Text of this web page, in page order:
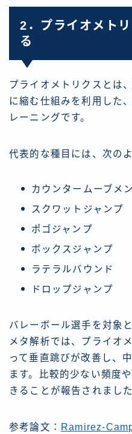
2．プライオメト
る
プライオメトリクスとは
に縮む仕組みを利用した
レーニングです。
代表的な種目には、次の
カウンタームーブメ
スクワットジャンプ
ポゴジャンプ
ボックスジャンプ
ラテラルバウンド
ドロップジャンプ
バレーボール選手を対象
メタ解析では、プライオ
って垂直跳びが改善し、
ます。比較的少ない頻度
きることが報告されました
参考論文： Ramirez-